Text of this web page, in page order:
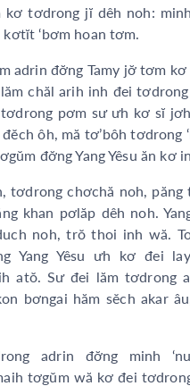
kơ tơdrong jĭ dêh noh:
‘bơm hoan tơm.
adrin đơ̆ng Tamy jơ̆ tơm
chăl arih inh đei
pơm sư ưh kơ sĭ
ôh, mă tơ’bôh tơdrong
đơ̆ng Yang Yêsu ăn kơ
tơdrong chơchă noh,
khan pơlăp dêh noh.
noh, trŏ thoi inh wă.
Yang Yêsu ưh kơ đei
atŏ. Sư đei lăm tơdrong
bơngai hăm sĕch akar
adrin đơ̆ng minh
tơgŭm wă kơ đei